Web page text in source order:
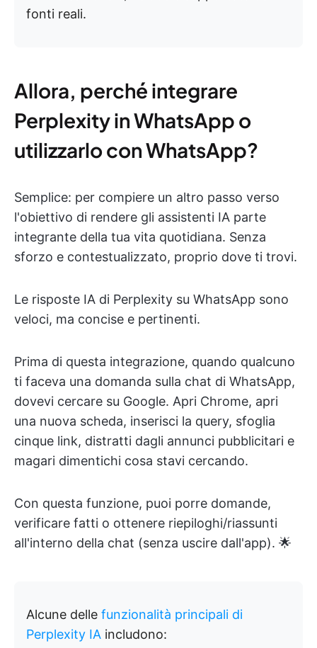
fonti reali.
Allora, perché integrare
Perplexity in WhatsApp o
utilizzarlo con WhatsApp?
Semplice: per compiere un altro passo verso
l'obiettivo di rendere gli assistenti IA parte
integrante della tua vita quotidiana. Senza
sforzo e contestualizzato, proprio dove ti trovi.
Le risposte IA di Perplexity su WhatsApp sono
veloci, ma concise e pertinenti.
Prima di questa integrazione, quando qualcuno
ti faceva una domanda sulla chat di WhatsApp,
dovevi cercare su Google. Apri Chrome, apri
una nuova scheda, inserisci la query, sfoglia
cinque link, distratti dagli annunci pubblicitari e
magari dimentichi cosa stavi cercando.
Con questa funzione, puoi porre domande,
verificare fatti o ottenere riepiloghi/riassunti
all'interno della chat (senza uscire dall'app). 🌟
Alcune delle funzionalità principali di
Perplexity IA includono: